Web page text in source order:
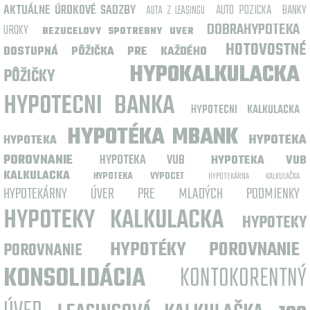
AKTUÁLNE ÚROKOVÉ SADZBY AUTA Z LEASINGU AUTO POZICKA BANKY
UROKY
BEZUCELOVY SPOTREBNY UVER DOBRAHYPOTEKA
DOSTUPNÁ PÔŽIČKA PRE KAŽDÉHO
HOTOVOSTNÉ
PÔŽIČKY
HYPOKALKULACKA
HYPOTECNI BANKA
HYPOTECNI KALKULACKA
HYPOTEKA
HYPOTÉKA MBANK HYPOTEKA
POROVNANIE
HYPOTEKA VUB
HYPOTEKA VUB
KALKULACKA
HYPOTEKA VYPOCET HYPOTEKÁRNA KALKULAČKA
HYPOTEKÁRNY ÚVER PRE MLADÝCH PODMIENKY
HYPOTEKY KALKULACKA
HYPOTEKY
POROVNANIE
HYPOTÉKY POROVNANIE
KONSOLIDÁCIA
KONTOKORENTNÝ